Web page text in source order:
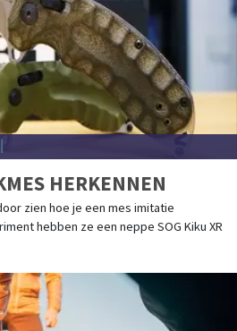
HERKENNEN
zien hoe je een mes imitatie
hebben ze een neppe SOG Kiku XR